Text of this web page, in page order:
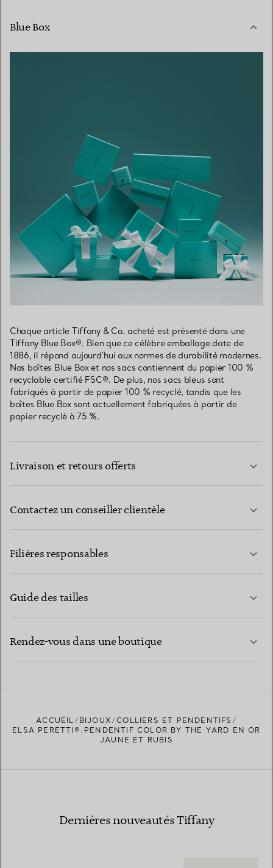
Blue Box
Chaque article Tiffany & Co. acheté est présenté dans une
Tiffany Blue Box®. Bien que ce célèbre emballage date de
1886, il répond aujourd’hui aux normes de durabilité modernes.
Nos boîtes Blue Box et nos sacs contiennent du papier 100 %
recyclable certifié FSC®. De plus, nos sacs bleus sont
fabriqués à partir de papier 100 % recyclé, tandis que les
boîtes Blue Box sont actuellement fabriquées à partir de
papier recyclé à 75 %.
Livraison et retours offerts
Contactez un conseiller clientèle
Filières responsables
Guide des tailles
Rendez-vous dans une boutique
TROUVEZ LA BOUTIQUE LA PLUS PROCHE
ACCUEIL BIJOUX
COLLIERS ET PENDENTIFS
ELSA PERETTI®:PENDENTIF COLOR BY THE YARD EN OR
JAUNE ET RUBIS
Dernières nouveautés Tiffany